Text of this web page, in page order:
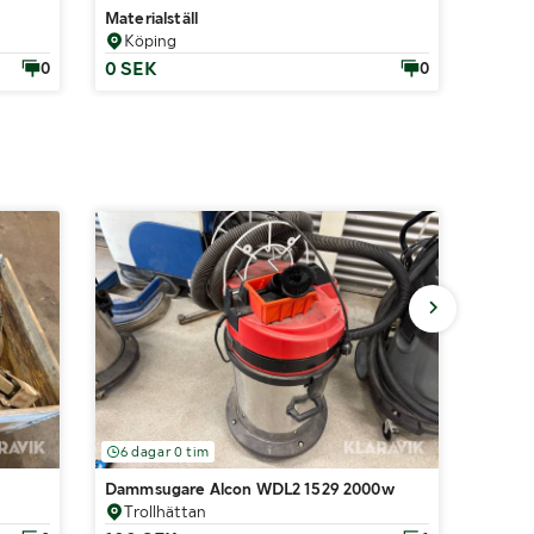
0
Materialställ
Köping
0 SEK 0
6 dagar 0 tim
Dammsugare Alcon WDL2 1529 2000w
Trollhättan